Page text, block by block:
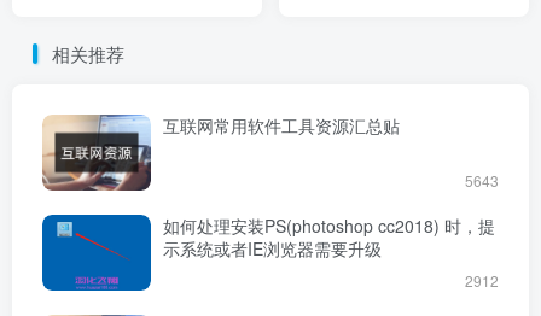
相关推荐
互联网常用软件工具资源汇总贴
5643
如何处理安装PS(photoshop cc2018) 时，提
示系统或者IE浏览器需要升级
2912